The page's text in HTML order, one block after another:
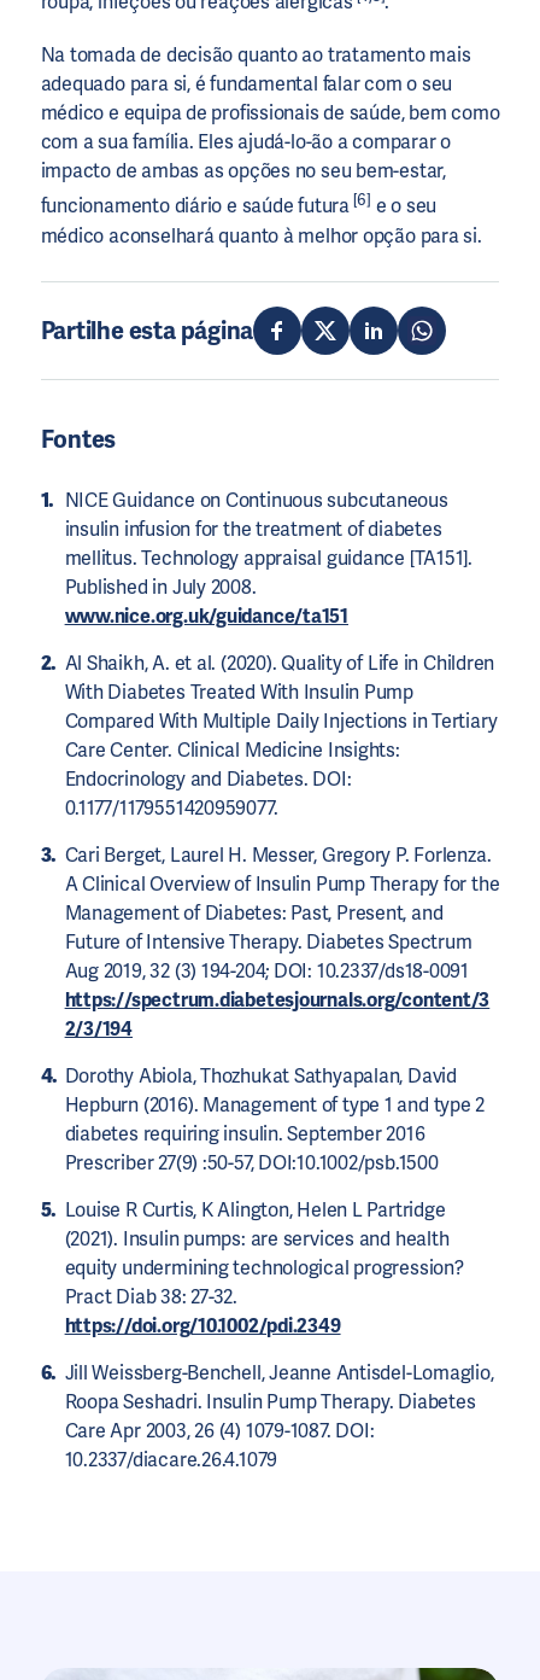
Na tomada de decisão quanto ao tratamento mais
adequado para si, é fundamental falar com o seu
médico e equipa de profissionais de saúde, bem como
com a sua família. Eles ajudá-lo-ão a comparar o
impacto de ambas as opções no seu bem-estar,
funcionamento diário e saúde futura[6] e o seu
médico aconselhará quanto à melhor opção para si.
Partilhe esta página
Fontes
NICE Guidance on Continuous subcutaneous
insulin infusion for the treatment of diabetes
mellitus. Technology appraisal guidance [TA151].
Published in July 2008.
www.nice.org.uk/guidance/ta151
Al Shaikh, A. et al. (2020). Quality of Life in Children
With Diabetes Treated With Insulin Pump
Compared With Multiple Daily Injections in Tertiary
Care Center. Clinical Medicine Insights:
Endocrinology and Diabetes. DOI:
0.1177/1179551420959077.
Cari Berget, Laurel H. Messer, Gregory P. Forlenza.
A Clinical Overview of Insulin Pump Therapy for the
Management of Diabetes: Past, Present, and
Future of Intensive Therapy. Diabetes Spectrum
Aug 2019, 32 (3) 194-204; DOI: 10.2337/ds18-0091
https://spectrum.diabetesjournals.org/content/3
2/3/194
Dorothy Abiola, Thozhukat Sathyapalan, David
Hepburn (2016). Management of type 1 and type 2
diabetes requiring insulin. September 2016
Prescriber 27(9) :50-57, DOI:10.1002/psb.1500
Louise R Curtis, K Alington, Helen L Partridge
(2021). Insulin pumps: are services and health
equity undermining technological progression?
Pract Diab 38: 27-32.
https://doi.org/10.1002/pdi.2349
Jill Weissberg-Benchell, Jeanne Antisdel-Lomaglio,
Roopa Seshadri. Insulin Pump Therapy. Diabetes
Care Apr 2003, 26 (4) 1079-1087. DOI:
10.2337/diacare.26.4.1079